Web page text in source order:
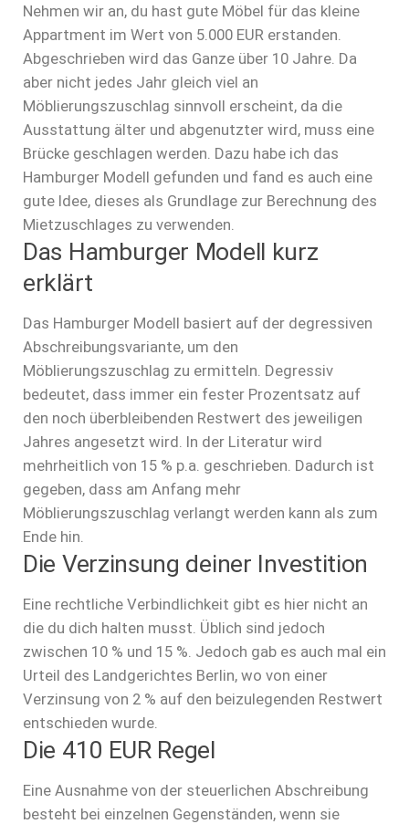
Nehmen wir an, du hast gute Möbel für das kleine
Appartment im Wert von 5.000 EUR erstanden.
Abgeschrieben wird das Ganze über 10 Jahre. Da
aber nicht jedes Jahr gleich viel an
Möblierungszuschlag sinnvoll erscheint, da die
Ausstattung älter und abgenutzter wird, muss eine
Brücke geschlagen werden. Dazu habe ich das
Hamburger Modell gefunden und fand es auch eine
gute Idee, dieses als Grundlage zur Berechnung des
Mietzuschlages zu verwenden.
Das Hamburger Modell kurz
erklärt
Das Hamburger Modell basiert auf der degressiven
Abschreibungsvariante, um den
Möblierungszuschlag zu ermitteln. Degressiv
bedeutet, dass immer ein fester Prozentsatz auf
den noch überbleibenden Restwert des jeweiligen
Jahres angesetzt wird. In der Literatur wird
mehrheitlich von 15 % p.a. geschrieben. Dadurch ist
gegeben, dass am Anfang mehr
Möblierungszuschlag verlangt werden kann als zum
Ende hin.
Die Verzinsung deiner Investition
Eine rechtliche Verbindlichkeit gibt es hier nicht an
die du dich halten musst. Üblich sind jedoch
zwischen 10 % und 15 %. Jedoch gab es auch mal ein
Urteil des Landgerichtes Berlin, wo von einer
Verzinsung von 2 % auf den beizulegenden Restwert
entschieden wurde.
Die 410 EUR Regel
Eine Ausnahme von der steuerlichen Abschreibung
besteht bei einzelnen Gegenständen, wenn sie